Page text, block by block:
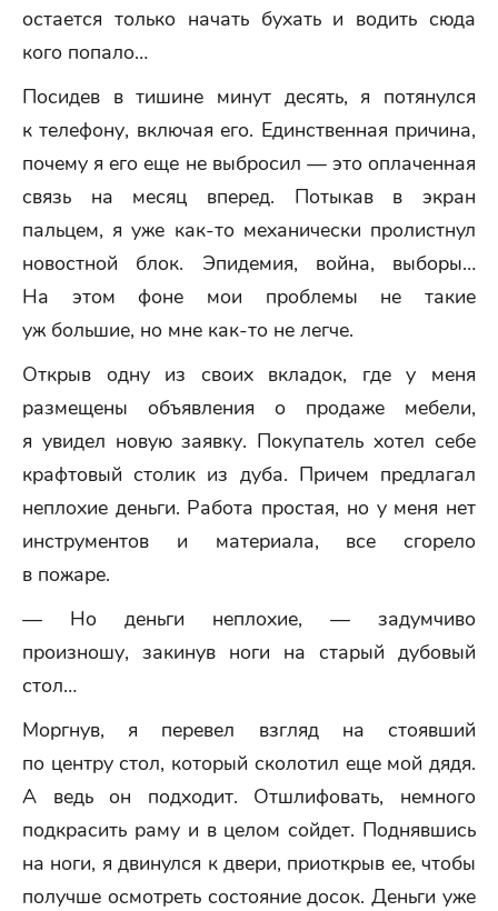
остается только начать бухать и водить сюда
кого попало…
Посидев в тишине минут десять, я потянулся
к телефону, включая его. Единственная причина,
почему я его еще не выбросил — это оплаченная
связь на месяц вперед. Потыкав в экран
пальцем, я уже как-то механически пролистнул
новостной блок. Эпидемия, война, выборы…
На этом фоне мои проблемы не такие
уж большие, но мне как-то не легче.
Открыв одну из своих вкладок, где у меня
размещены объявления о продаже мебели,
я увидел новую заявку. Покупатель хотел себе
крафтовый столик из дуба. Причем предлагал
неплохие деньги. Работа простая, но у меня нет
инструментов и материала, все сгорело
в пожаре.
— Но деньги неплохие, — задумчиво
произношу, закинув ноги на старый дубовый
стол…
Моргнув, я перевел взгляд на стоявший
по центру стол, который сколотил еще мой дядя.
А ведь он подходит. Отшлифовать, немного
подкрасить раму и в целом сойдет. Поднявшись
на ноги, я двинулся к двери, приоткрыв ее, чтобы
получше осмотреть состояние досок. Деньги уже